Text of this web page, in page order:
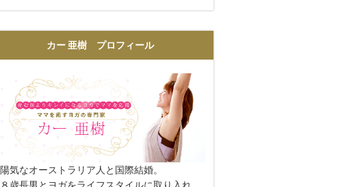
カー 亜樹 プロフィール
陽気なオーストラリア人と国際結婚。